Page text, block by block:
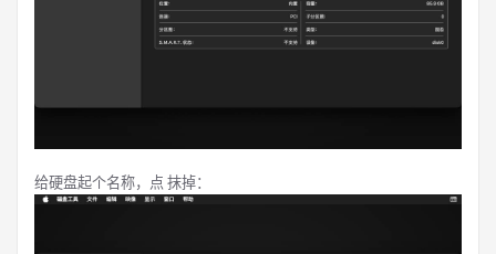
给硬盘起个名称，点 抹掉：